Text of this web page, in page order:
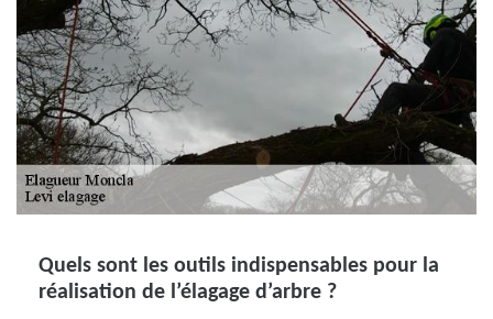
Quels sont les outils indispensables pour la
réalisation de l’élagage d’arbre ?